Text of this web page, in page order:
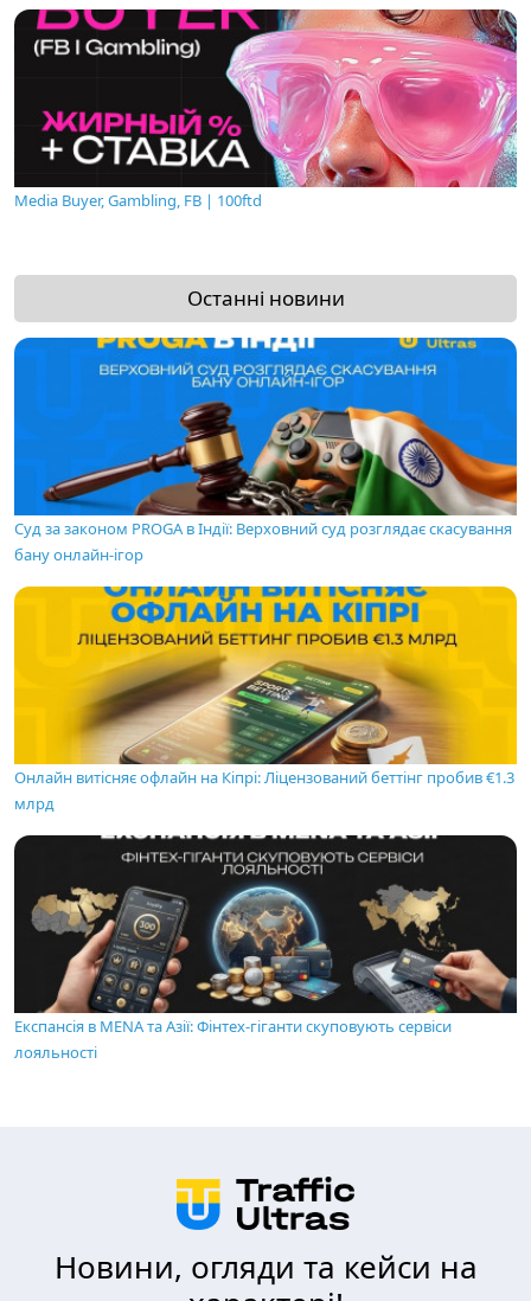
Media Buyer, Gambling, FB | 100ftd
Останні новини
Суд за законом PROGA в Індії: Верховний суд розглядає скасування
бану онлайн-ігор
Онлайн витісняє офлайн на Кіпрі: Ліцензований беттінг пробив €1.3
млрд
Експансія в MENA та Азії: Фінтех-гіганти скуповують сервіси
лояльності
Новини, огляди та кейси на